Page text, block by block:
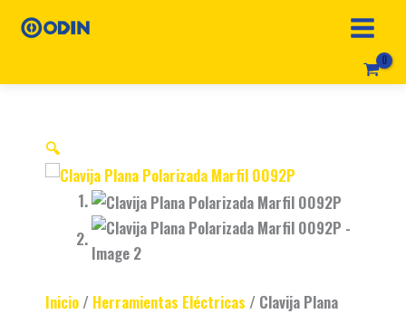
al
🔍
Inicio / Herramientas Eléctricas / Clavija Plana
price
price
Plana
0092P
cantidad